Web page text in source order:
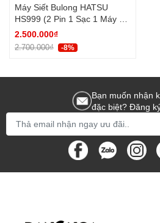
Máy Siết Bulong HATSU
HS999 (2 Pin 1 Sạc 1 Máy 1
Hộp)
2.500.000₫
2.700.000₫ -8%
Bạn muốn nhận
đặc biệt? Đăng